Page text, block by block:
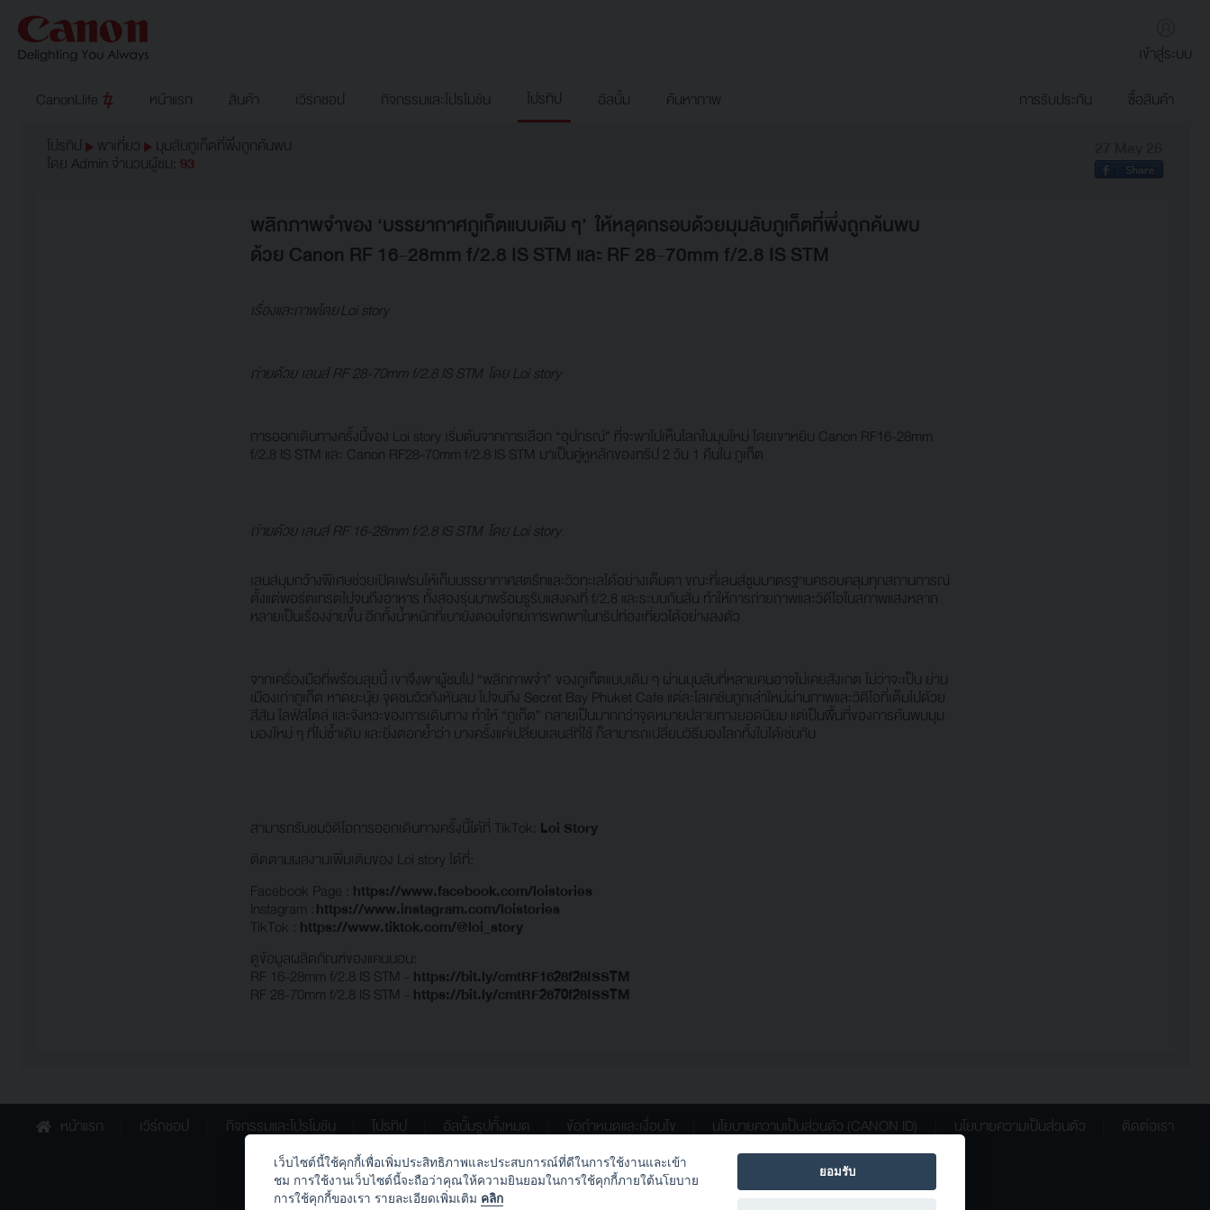
เข้าสู่ระบบ
CanonLlife
หน้าแรก สินค้า เวิร์กชอป กิจกรรมและโปรโมชัน โปรทิป อัลบั้ม ค้นหาภาพ การรับประกัน
ซื้อสินค้า
โปรทิป
พาเที่ยว มุมลับภูเก็ตที่พึ่งถูกค้นพบ
โดย Admin จำนวนผู้ชม: 93
พลิกภาพจำของ ‘บรรยากาศภูเก็ตแบบเดิม ๆ’ ให้หลุดกรอบด้วยมุมลับภูเก็ตที่พึ่งถูกค้นพบ
ด้วย Canon RF 16-28mm f/2.8 IS STM และ RF 28-70mm f/2.8 IS STM
เรื่องและภาพโดย Loi story
ถ่ายด้วย เลนส์ RF 28-70mm f/2.8 IS STM โดย Loi story
การออกเดินทางครั้งนี้ของ Loi story เริ่มต้นจากการเลือก “อุปกรณ์” ที่จะพาไปเห็นโลกในมุมใหม่ โดยเขาหยิบ Canon RF16-28mm
f/2.8 IS STM และ Canon RF28-70mm f/2.8 IS STM มาเป็นคู่หูหลักของทริป 2 วัน 1 คืนใน ภูเก็ต
ถ่ายด้วย เลนส์ RF 16-28mm f/2.8 IS STM โดย Loi story
เลนส์มุมกว้างพิเศษช่วยเปิดเฟรมให้เก็บบรรยากาศสตรีทและวิวทะเลได้อย่างเต็มตา ขณะที่เลนส์ซูมมาตรฐานครอบคลุมทุกสถานการณ์
ตั้งแต่พอร์ตเทรตไปจนถึงอาหาร ทั้งสองรุ่นมาพร้อมรูรับแสงคงที่ f/2.8 และระบบกันสั่น ทำให้การถ่ายภาพและวิดีโอในสภาพแสงหลาก
หลายเป็นเรื่องง่ายขึ้น อีกทั้งน้ำหนักที่เบายังตอบโจทย์การพกพาในทริปท่องเที่ยวได้อย่างลงตัว
จากเครื่องมือที่พร้อมลุยนี้ เขาจึงพาผู้ชมไป “พลิกภาพจำ” ของภูเก็ตแบบเดิม ๆ ผ่านมุมลับที่หลายคนอาจไม่เคยสังเกต ไม่ว่าจะเป็น ย่าน
เมืองเก่าภูเก็ต หาดยะนุ้ย จุดชมวิวกังหันลม ไปจนถึง Secret Bay Phuket Cafe แต่ละโลเคชันถูกเล่าใหม่ผ่านภาพและวิดีโอที่เต็มไปด้วย
สีสัน ไลฟ์สไตล์ และจังหวะของการเดินทาง ทำให้ “ภูเก็ต” กลายเป็นมากกว่าจุดหมายปลายทางยอดนิยม แต่เป็นพื้นที่ของการค้นพบมุม
มองใหม่ ๆ ที่ไม่ซ้ำเดิม และยิ่งตอกย้ำว่า บางครั้งแค่เปลี่ยนเลนส์ที่ใช้ ก็สามารถเปลี่ยนวิธีมองโลกทั้งใบได้เช่นกัน
สามารถรับชมวิดิโอการออกเดินทางครั้งนี้ได้ที่ TikTok: Loi Story
ติดตามผลงานเพิ่มเติมของ Loi story ได้ที่:
Facebook Page : https://www.facebook.com/loistories
Instagram : https://www.instagram.com/loistories
TikTok : https://www.tiktok.com/@loi_story
ดูข้อมูลผลิตภัณฑ์ของแคนนอน:
RF 16-28mm f/2.8 IS STM - https://bit.ly/cmtRF1628f28ISSTM
RF 28-70mm f/2.8 IS STM - https://bit.ly/cmtRF2870f28ISSTM
หน้าแรก เวิร์กชอป กิจกรรมและโปรโมชัน โปรทิป อัลบั้มรูปทั้งหมด ข้อกำหนดและเงื่อนไข นโยบายความเป็นส่วนตัว (CANON ID) นโยบายความเป็นส่วนตัว ติดต่อเรา
th.canon Canon.Thailand Canon_Thailand
เว็บไซต์นี้ใช้คุกกี้เพื่อเพิ่มประสิทธิภาพและประสบการณ์ที่ดีในการใช้งานและเข้า
ชม การใช้งานเว็บไซต์นี้จะถือว่าคุณให้ความยินยอมในการใช้คุกกี้ภายใต้นโยบาย
การใช้คุกกี้ของเรา รายละเอียดเพิ่มเติม คลิก
ยอมรับ